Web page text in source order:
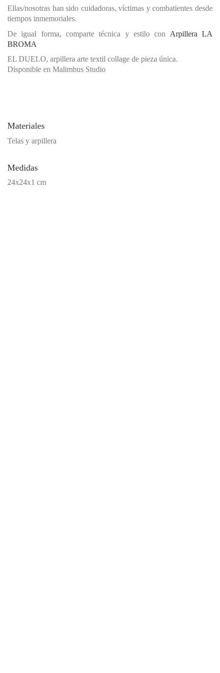
Ellas/nosotras han sido cuidadoras, víctimas y combatientes desde
tiempos inmemoriales.
De igual forma, comparte técnica y estilo con Arpillera LA
BROMA
EL DUELO, arpillera arte textil collage de pieza única.
Disponible en Malimbus Studio
Materiales
Telas y arpillera
Medidas
24x24x1 cm